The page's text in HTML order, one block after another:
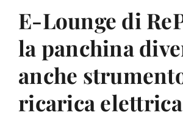
E-Lounge di
la panchina
anche
ricarica elettrica